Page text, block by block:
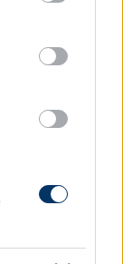
tags to
below Google
az
dello
az AC
előtt.